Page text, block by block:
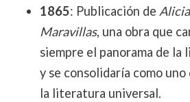
1865: Publicación de
Maravillas, una obra que
siempre el panorama de
y se consolidaría como uno
la literatura universal.